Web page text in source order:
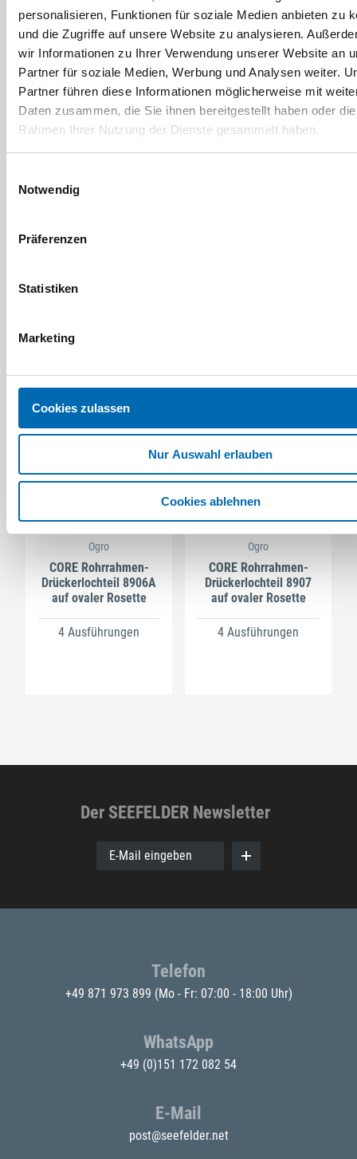
personalisieren, Funktionen für soziale Medien anbieten zu
und die Zugriffe auf unsere Website zu analysieren.
wir Informationen zu Ihrer Verwendung unserer Website an
Partner für soziale Medien, Werbung und Analysen weiter.
Partner führen diese Informationen möglicherweise mit
Daten zusammen, die Sie ihnen bereitgestellt haben oder
Rahmen Ihrer Nutzung der Dienste gesammelt haben.
Notwendig
Präferenzen
Statistiken
Marketing
Cookies zulassen
Nur Auswahl erlauben
Cookies ablehnen
auf ovaler Rosette
4 Ausführungen
auf ovaler Rosette
4 Ausführungen
Drückerlochteil 8100A
4 Ausführungen
Ogro
CORE Rohrrahmen-
Drückerlochteil 8906A
auf ovaler Rosette
4 Ausführungen
Ogro
CORE Rohrrahmen-
Drückerlochteil 8907
auf ovaler Rosette
4 Ausführungen
Der SEEFELDER Newsletter
E-Mail eingeben
Telefon
+49 871 973 899 (Mo - Fr: 07:00 - 18:00 Uhr)
WhatsApp
+49 (0)151 172 082 54
E-Mail
post@seefelder.net